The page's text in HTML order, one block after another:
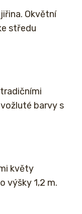
Okvětní
středu
barvy s
květy
výšky 1,2 m.